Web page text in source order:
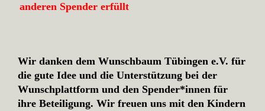
anderen Spender erfüllt
Wir danken dem Wunschbaum Tübingen e.V. für
die gute Idee und die Unterstützung bei der
Wunschplattform und den Spender*innen für
ihre Beteiligung. Wir freuen uns mit den Kindern